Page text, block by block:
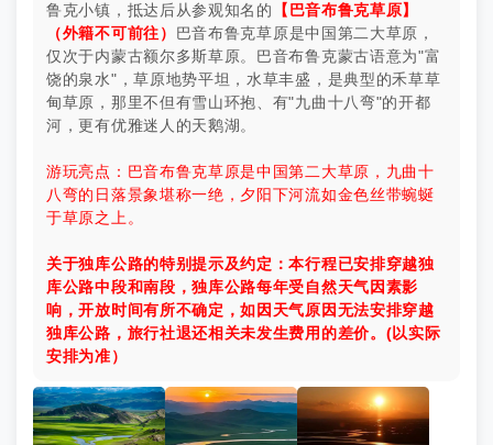
鲁克小镇，抵达后从参观知名的
【巴音布鲁克草原】
（外籍不可前往） 巴音布鲁克草原是中国第二大草原，
仅次于内蒙古额尔多斯草原。巴音布鲁克蒙古语意为"富
饶的泉水"，草原地势平坦，水草丰盛，是典型的禾草草
甸草原，那里不但有雪山环抱、有"九曲十八弯"的开都
河，更有优雅迷人的天鹅湖。
游玩亮点：巴音布鲁克草原是中国第二大草原，九曲十
八弯的日落景象堪称一绝，夕阳下河流如金色丝带蜿蜒
于草原之上。
关于独库公路的特别提示及约定：本行程已安排穿越独
库公路中段和南段，独库公路每年受自然天气因素影
响，开放时间有所不确定，如因天气原因无法安排穿越
独库公路，旅行社退还相关未发生费用的差价。(以实际
安排为准）